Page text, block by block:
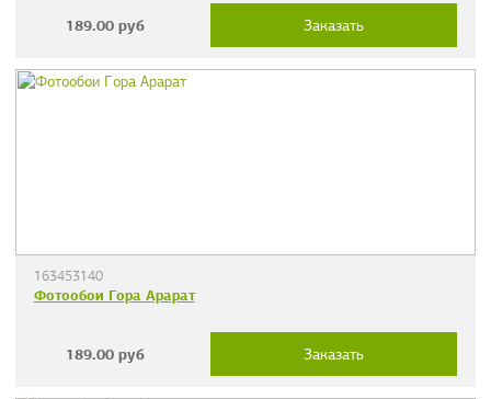
189.00 руб Заказать
163453140
Фотообои Гора Арарат
189.00 руб Заказать